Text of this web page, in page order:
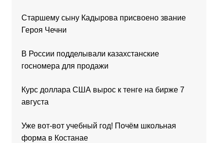
Старшему сыну Кадырова присвоено звание
Героя Чечни
В России подделывали казахстанские
госномера для продажи
Курс доллара США вырос к тенге на бирже 7
августа
Уже вот-вот учебный год! Почём школьная
форма в Костанае